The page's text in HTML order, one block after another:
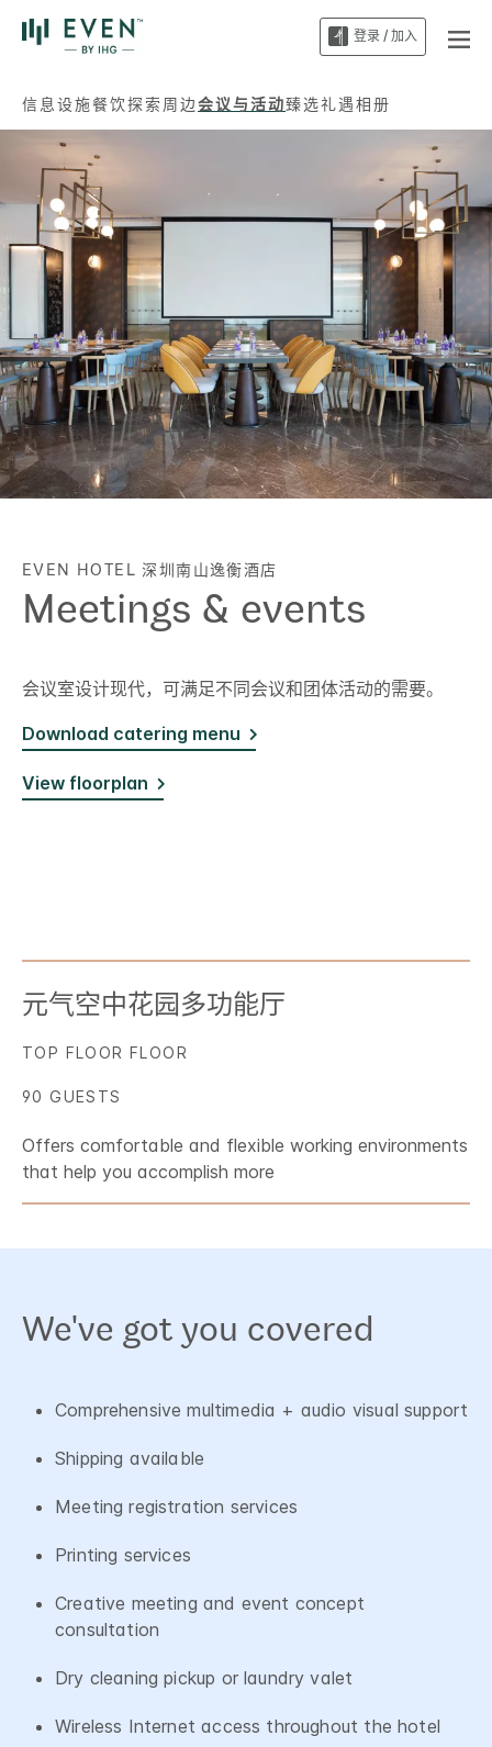
登录 / 加入
信息设施餐饮探索周边会议与活动臻选礼遇相册
EVEN HOTEL 深圳南山逸衡酒店
Meetings & events
会议室设计现代，可满足不同会议和团体活动的需要。
Download catering menu
View floorplan
元气空中花园多功能厅
Offers comfortable and flexible working environments
that help you accomplish more
TOP FLOOR FLOOR
90 GUESTS
We've got you covered
Comprehensive multimedia + audio visual support
Shipping available
Meeting registration services
Printing services
Creative meeting and event concept
consultation
Dry cleaning pickup or laundry valet
Wireless Internet access throughout the hotel